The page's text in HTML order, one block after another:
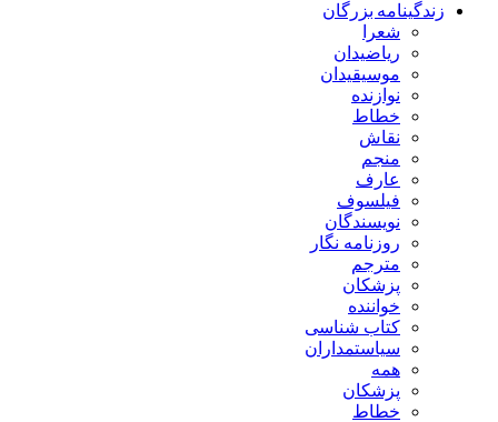
زندگینامه بزرگان
شعرا
ریاضیدان
موسیقیدان
نوازنده
خطاط
نقاش
منجم
عارف
فیلسوف
نویسندگان
روزنامه نگار
مترجم
پزشکان
خواننده
کتاب شناسی
سیاستمداران
همه
پزشکان
خطاط